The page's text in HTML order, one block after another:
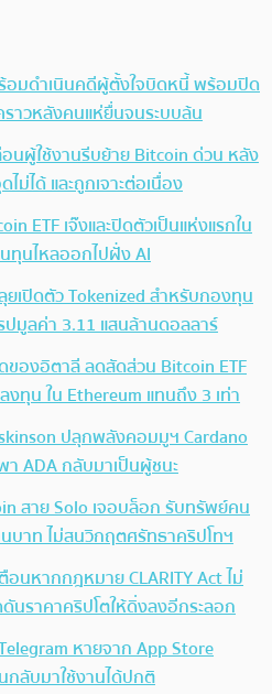
อมดำเนินคดีผู้ตั้งใจบิดหนี้ พร้อมปิด
าวหลังคนแห่ยื่นจนระบบล้น
อนผู้ใช้งานรีบย้าย Bitcoin ด่วน หลัง
ม่ได้ และถูกเจาะต่อเนื่อง
ETF เจ๊งและปิดตัวเป็นแห่งแรกใน
ทุนไหลออกไปฝั่ง AI
ยเปิดตัว Tokenized สำหรับกองทุน
ปมูลค่า 3.11 แสนล้านดอลลาร์
องอิตาลี ลดสัดส่วน Bitcoin ETF
งทุน ใน Ethereum แทนถึง 3 เท่า
ปลุกพลังคอมมูฯ Cardano
ADA กลับมาเป็นผู้ชนะ
สาย Solo เจอบล็อก รับทรัพย์คน
บาท ไม่สนวิกฤตศรัทธาคริปโทฯ
อนหากกฎหมาย CLARITY Act ไม่
นราคาคริปโตให้ดิ่งลงอีกระลอก
หายจาก App Store
กลับมาใช้งานได้ปกติ